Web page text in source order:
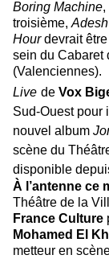
Boring Machine,
troisième, Adesh
Hourdevrait être
sein du Cabaret
(Valenciennes).
Live de Vox
Sud-Ouest pour
nouvel album
scène du
disponible
À l’antenne ce
Théâtre de la
France Culture
Mohamed El
metteur en